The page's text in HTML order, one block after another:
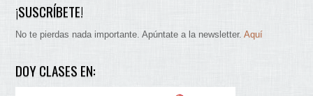
¡SUSCRÍBETE!
No te pierdas nada importante. Apúntate a la newsletter.Aquí
DOY CLASES EN: